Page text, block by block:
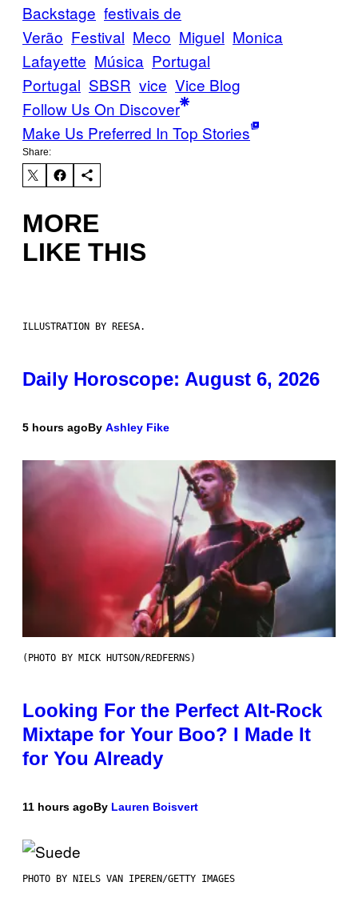
Backstage festivais de
Verão Festival Meco Miguel Monica
Lafayette Música Portugal
Portugal SBSR vice Vice Blog
Follow Us On Discover
Make Us Preferred In Top Stories
Share:
MORE
LIKE THIS
ILLUSTRATION BY REESA.
Daily Horoscope: August 6, 2026
5 hours agoBy Ashley Fike
(PHOTO BY MICK HUTSON/REDFERNS)
Looking For the Perfect Alt-Rock
Mixtape for Your Boo? I Made It
for You Already
11 hours agoBy Lauren Boisvert
PHOTO BY NIELS VAN IPEREN/GETTY IMAGES